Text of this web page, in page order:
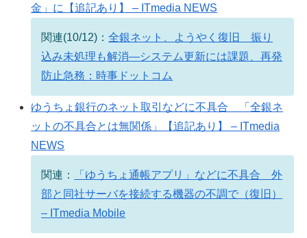
金」に【追記あり】 – ITmedia NEWS
関連(10/12)：全銀ネット、ようやく復旧 振り
込み未処理も解消―システム更新には課題、再発
防止急務：時事ドットコム
ゆうちょ銀行のネット取引などに不具合 「全銀ネ
ットの不具合とは無関係」【追記あり】 – ITmedia
NEWS
関連：
「ゆうちょ通帳アプリ」などに不具合 外
部と同社サーバを接続する機器の不調で（復旧）
– ITmedia Mobile